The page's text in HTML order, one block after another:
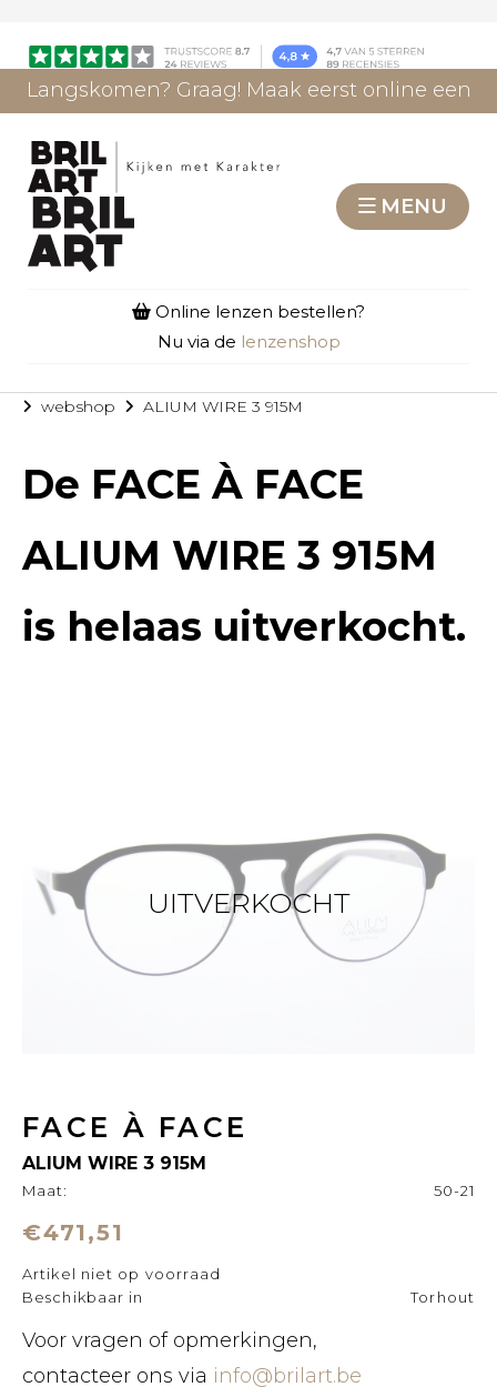
Langskomen? Graag! Maak eerst online een
MENU
Online lenzen bestellen?
Nu via de lenzenshop
webshop ALIUM WIRE 3 915M
De FACE À FACE
ALIUM WIRE 3 915M
is helaas uitverkocht.
UITVERKOCHT
FACE À FACE
ALIUM WIRE 3 915M
Maat: 50-21
€471,51
Artikel niet op voorraad
Beschikbaar in
Torhout
Voor vragen of opmerkingen,
contacteer ons via info@brilart.be